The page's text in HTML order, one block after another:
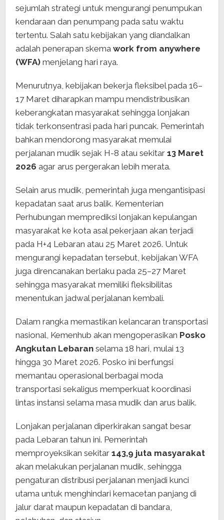
sejumlah strategi untuk mengurangi penumpukan
kendaraan dan penumpang pada satu waktu
tertentu. Salah satu kebijakan yang diandalkan
adalah penerapan skema work from anywhere
(WFA) menjelang hari raya.
Menurutnya, kebijakan bekerja fleksibel pada 16–
17 Maret diharapkan mampu mendistribusikan
keberangkatan masyarakat sehingga lonjakan
tidak terkonsentrasi pada hari puncak. Pemerintah
bahkan mendorong masyarakat memulai
perjalanan mudik sejak H-8 atau sekitar 13 Maret
2026 agar arus pergerakan lebih merata.
Selain arus mudik, pemerintah juga mengantisipasi
kepadatan saat arus balik. Kementerian
Perhubungan memprediksi lonjakan kepulangan
masyarakat ke kota asal pekerjaan akan terjadi
pada H+4 Lebaran atau 25 Maret 2026. Untuk
mengurangi kepadatan tersebut, kebijakan WFA
juga direncanakan berlaku pada 25–27 Maret
sehingga masyarakat memiliki fleksibilitas
menentukan jadwal perjalanan kembali.
Dalam rangka memastikan kelancaran transportasi
nasional, Kemenhub akan mengoperasikan Posko
Angkutan Lebaran selama 18 hari, mulai 13
hingga 30 Maret 2026. Posko ini berfungsi
memantau operasional berbagai moda
transportasi sekaligus memperkuat koordinasi
lintas instansi selama masa mudik dan arus balik.
Lonjakan perjalanan diperkirakan sangat besar
pada Lebaran tahun ini. Pemerintah
memproyeksikan sekitar 143,9 juta masyarakat
akan melakukan perjalanan mudik, sehingga
pengaturan distribusi perjalanan menjadi kunci
utama untuk menghindari kemacetan panjang di
jalur darat maupun kepadatan di bandara,